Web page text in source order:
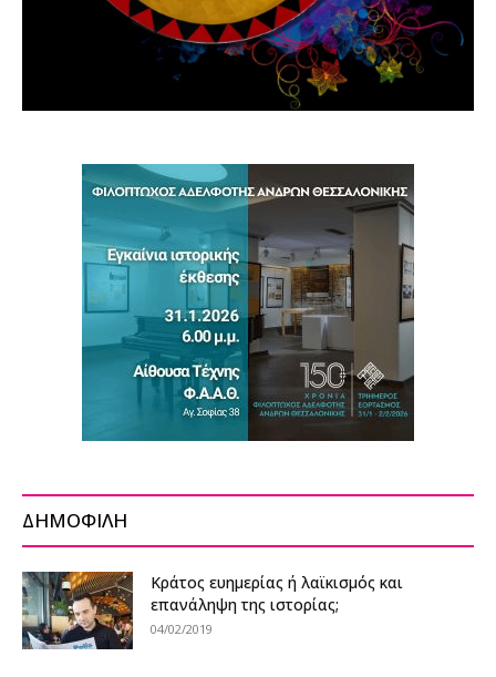
ΔΗΜΟΦΙΛΗ
Κράτος ευημερίας ή λαϊκισμός και
επανάληψη της ιστορίας;
04/02/2019